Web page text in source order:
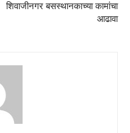
शिवाजीनगर बसस्थानकाच्या कामांचा
आढावा